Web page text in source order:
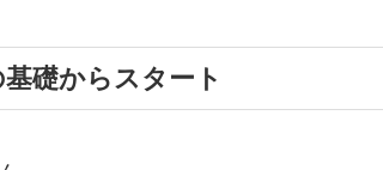
礎からスタート